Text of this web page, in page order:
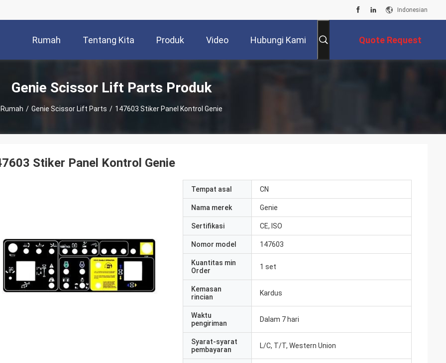
Indonesian
Rumah Tentang Kita Produk Video Hubungi Kami Quote Request
Genie Scissor Lift Parts Produk
Rumah / Genie Scissor Lift Parts / 147603 Stiker Panel Kontrol Genie
Stiker Panel Kontrol Genie
Tempat asal CN
Nama merek Genie
Sertifikasi CE, ISO
Nomor model 147603
Kuantitas min
Order
1 set
Kemasan
rincian
Kardus
Waktu
pengiriman
Dalam 7 hari
Syarat-syarat
pembayaran
L/C, T/T, Western Union